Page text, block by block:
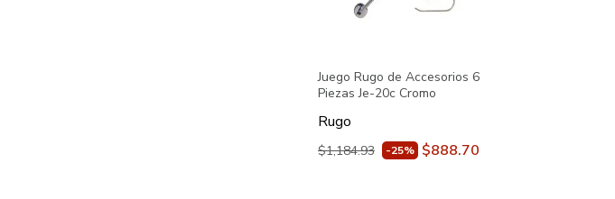
Juego Rugo de Accesorios 6
Piezas Je-20c Cromo
Rugo
$1,184.93 -25% $888.70